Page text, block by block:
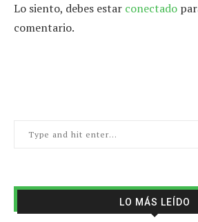
Lo siento, debes estar conectado
comentario.
LO MÁS LEÍDO